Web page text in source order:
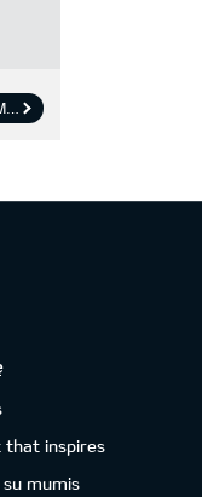
that inspires
su mumis